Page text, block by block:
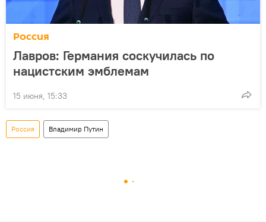
Россия
Лавров: Германия соскучилась по
нацистским эмблемам
15 июня, 15:33
Россия Владимир Путин